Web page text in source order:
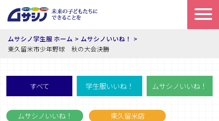
ムサシノ学生服 ホーム
ムサシノいいね！
東久留米市少年野球 秋の大会決勝
すべて 学生服いいね！ ムサシノいいね！
ムサシノいいね！ 東久留米店